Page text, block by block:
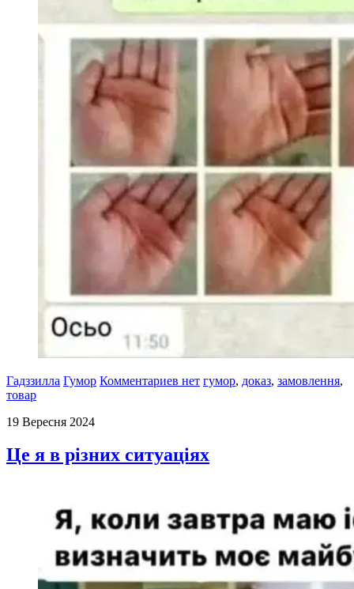
Гадззилла Гумор Комментариев нет гумор, доказ, замовлення,
товар
19 Вересня 2024
Це я в різних ситуаціях